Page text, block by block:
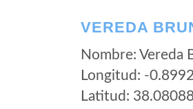
VEREDA
Nombre: Vereda
Longitud: -
Latitud: